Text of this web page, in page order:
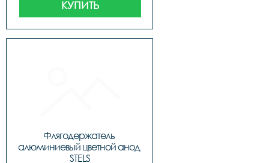
КУПИТЬ
Флягодержатель
алюминиевый цветной анод
STELS